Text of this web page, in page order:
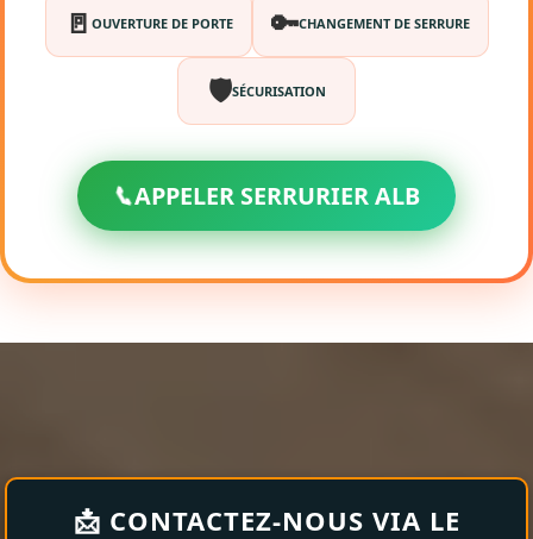
🚪 OUVERTURE DE PORTE 🔑CHANGEMENT DE SERRURE
🛡️SÉCURISATION
📞APPELER SERRURIER ALB
📩 CONTACTEZ-NOUS VIA LE